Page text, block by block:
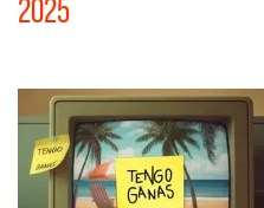
2025